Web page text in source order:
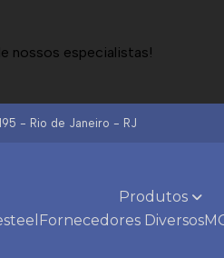
nossos especialistas!
- Rio de Janeiro - RJ
Produtos
Fornecedores Diversos